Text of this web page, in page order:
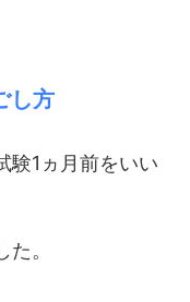
し方
験1ヵ月前をいい
。